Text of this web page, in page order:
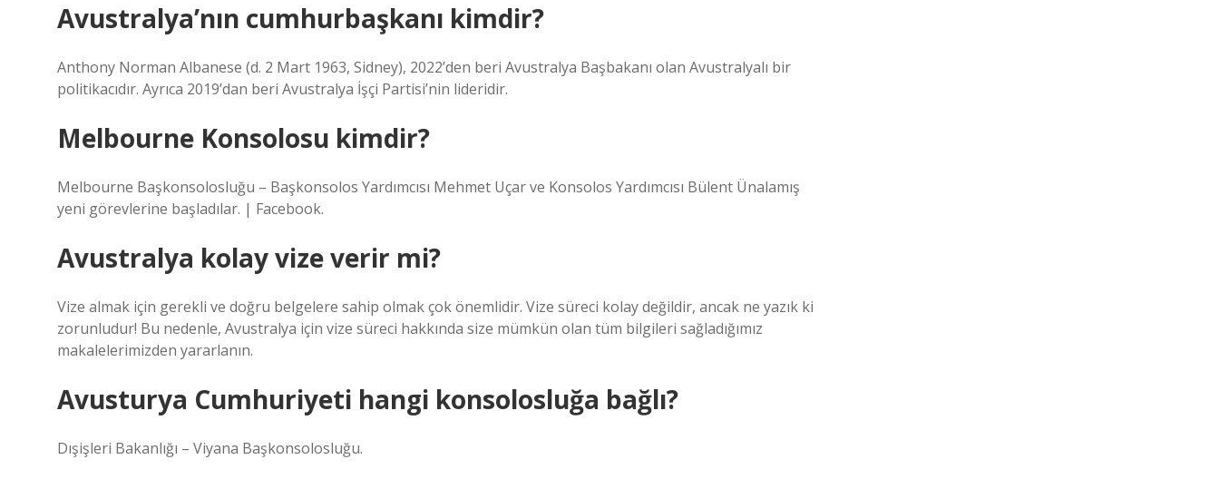
Avustralya’nın cumhurbaşkanı kimdir?
Anthony Norman Albanese (d. 2 Mart 1963, Sidney), 2022’den beri Avustralya Başbakanı olan Avustralyalı bir
politikacıdır. Ayrıca 2019’dan beri Avustralya İşçi Partisi’nin lideridir.
Melbourne Konsolosu kimdir?
Melbourne Başkonsolosluğu – Başkonsolos Yardımcısı Mehmet Uçar ve Konsolos Yardımcısı Bülent Ünalamış
yeni görevlerine başladılar. | Facebook.
Avustralya kolay vize verir mi?
Vize almak için gerekli ve doğru belgelere sahip olmak çok önemlidir. Vize süreci kolay değildir, ancak ne yazık ki
zorunludur! Bu nedenle, Avustralya için vize süreci hakkında size mümkün olan tüm bilgileri sağladığımız
makalelerimizden yararlanın.
Avusturya Cumhuriyeti hangi konsolosluğa bağlı?
Dışişleri Bakanlığı – Viyana Başkonsolosluğu.